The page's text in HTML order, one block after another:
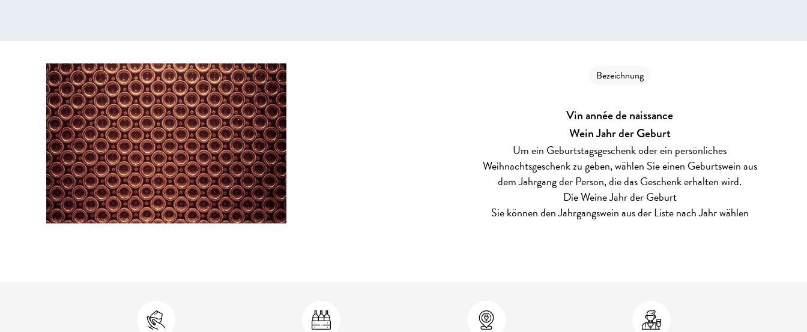
Bezeichnung
Vin année de naissance
Wein Jahr der Geburt
Um ein Geburtstagsgeschenk oder ein persönliches
Weihnachtsgeschenk zu geben, wählen Sie einen Geburtswein aus
dem Jahrgang der Person, die das Geschenk erhalten wird.
Die Weine Jahr der Geburt
Sie können den Jahrgangswein aus der Liste nach Jahr wählen